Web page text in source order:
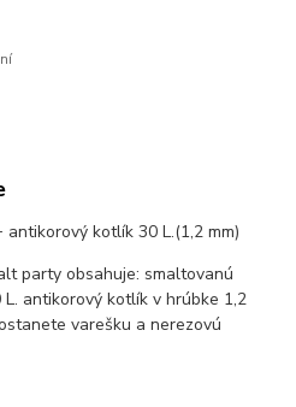
kotlík 30 L.(1,2 mm)
party obsahuje: smaltovanú
antikorový kotlík v hrúbke 1,2
varešku a nerezovú